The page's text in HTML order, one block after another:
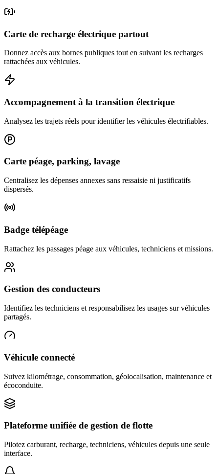
Carte de recharge électrique partout
Donnez accès aux bornes publiques tout en suivant les recharges
rattachées aux véhicules.
Accompagnement à la transition électrique
Analysez les trajets réels pour identifier les véhicules électrifiables.
Carte péage, parking, lavage
Centralisez les dépenses annexes sans ressaisie ni justificatifs
dispersés.
Badge télépéage
Rattachez les passages péage aux véhicules, techniciens et missions.
Gestion des conducteurs
Identifiez les techniciens et responsabilisez les usages sur véhicules
partagés.
Véhicule connecté
Suivez kilométrage, consommation, géolocalisation, maintenance et
écoconduite.
Plateforme unifiée de gestion de flotte
Pilotez carburant, recharge, techniciens, véhicules depuis une seule
interface.